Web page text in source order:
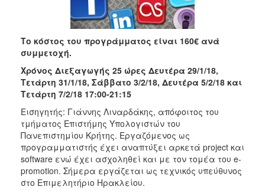
Το κόστος του προγράμματος είναι 160€ ανά
συμμετοχή.
Χρόνος Διεξαγωγής 25 ώρες Δευτέρα 29/1/18,
Τετάρτη 31/1/18, Σάββατο 3/2/18, Δευτέρα 5/2/18 και
Τετάρτη 7/2/18 17:00-21:15
Εισηγητής: Γιάννης Λιναρδάκης, απόφοιτος του
τμήματος Επιστήμης Υπολογιστών του
Πανεπιστημίου Κρήτης. Εργαζόμενος ως
προγραμματιστής έχει αναπτύξει αρκετά project και
software ενώ έχει ασχοληθεί και με τον τομέα του e-
promotion. Σήμερα εργάζεται ως τεχνικός υπεύθυνος
στο Επιμελητήριο Ηρακλείου.